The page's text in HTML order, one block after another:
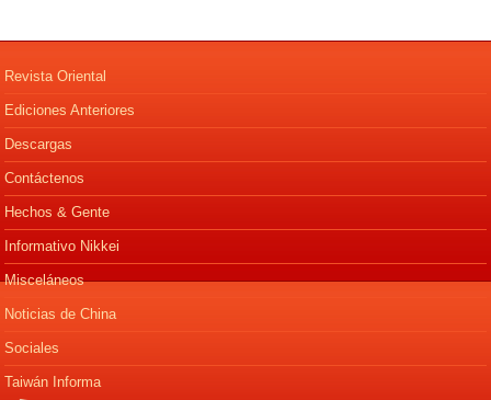
Revista Oriental
Ediciones Anteriores
Descargas
Contáctenos
Hechos & Gente
Informativo Nikkei
Misceláneos
Noticias de China
Sociales
Taiwán Informa